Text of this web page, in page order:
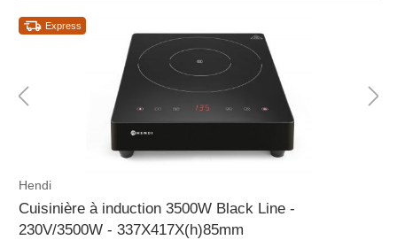
Express
Hendi
Cuisinière à induction 3500W Black Line -
230V/3500W - 337X417X(h)85mm